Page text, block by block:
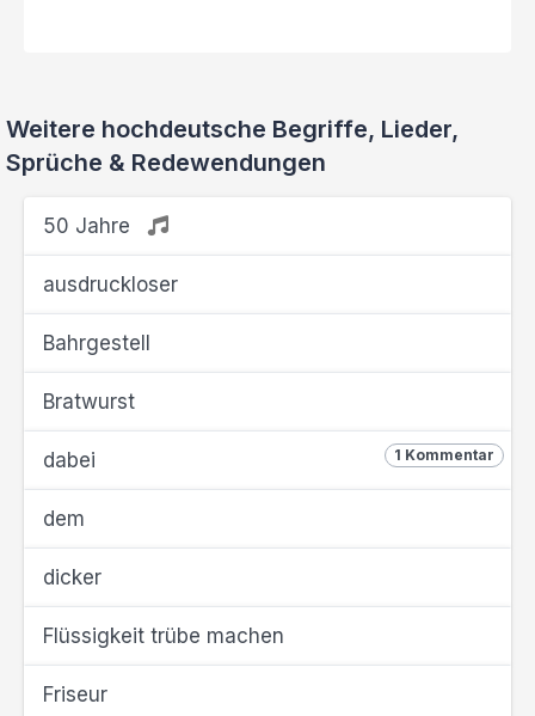
Weitere hochdeutsche Begriffe, Lieder,
Sprüche & Redewendungen
50 Jahre
ausdruckloser
Bahrgestell
Bratwurst
1 Kommentar
dabei
dem
dicker
Flüssigkeit trübe machen
Friseur